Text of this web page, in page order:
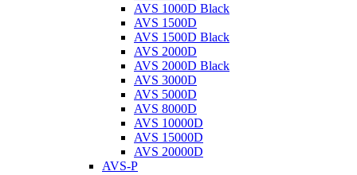
AVS 1000D Black
AVS 1500D
AVS 1500D Black
AVS 2000D
AVS 2000D Black
AVS 3000D
AVS 5000D
AVS 8000D
AVS 10000D
AVS 15000D
AVS 20000D
AVS-P